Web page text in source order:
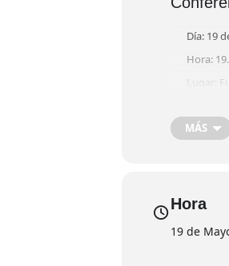
Día: 19
Hora:
Lugar:
Entrada
MÁS
Hora
19 de